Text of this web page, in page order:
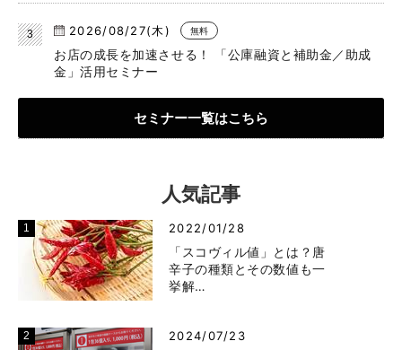
2026/08/27(木) 無料
お店の成長を加速させる！ 「公庫融資と補助金／助成
金」活用セミナー
セミナー一覧はこちら
人気記事
2022/01/28
「スコヴィル値」とは？唐
辛子の種類とその数値も一
挙解…
2024/07/23